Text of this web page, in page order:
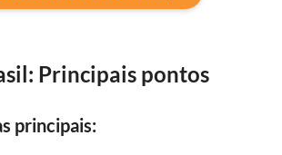
Principais pontos
principais: